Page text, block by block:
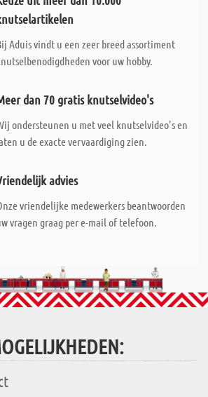
Aduis vindt u een zeer breed assortiment
voor uw hobby.
dan 70 gratis knutselvideo's
ondersteunen u met veel knutselvideo's en
u de exacte vervaardiging zien.
advies
vriendelijke medewerkers beantwoorden
vragen graag per e-mail of telefoon.